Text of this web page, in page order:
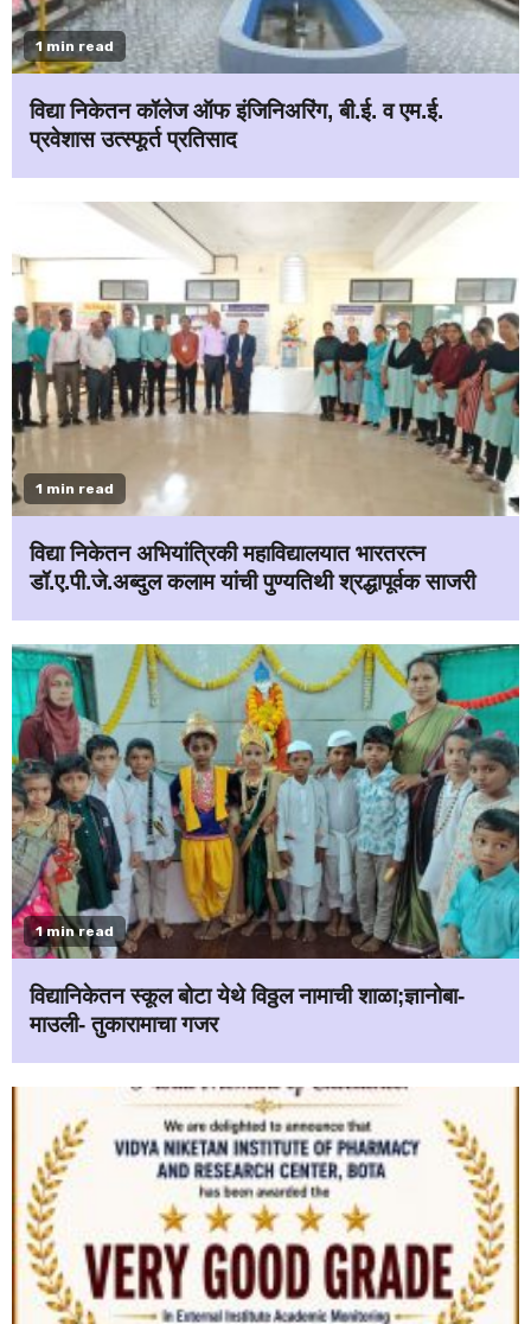
1 min read
विद्या निकेतन कॉलेज ऑफ इंजिनिअरिंग, बी.ई. व एम.ई.
प्रवेशास उत्स्फूर्त प्रतिसाद
1 min read
विद्या निकेतन अभियांत्रिकी महाविद्यालयात भारतरत्न
डॉ.ए.पी.जे.अब्दुल कलाम यांची पुण्यतिथी श्रद्धापूर्वक साजरी
1 min read
विद्यानिकेतन स्कूल बोटा येथे विठ्ठल नामाची शाळा;ज्ञानोबा-
माउली- तुकारामाचा गजर